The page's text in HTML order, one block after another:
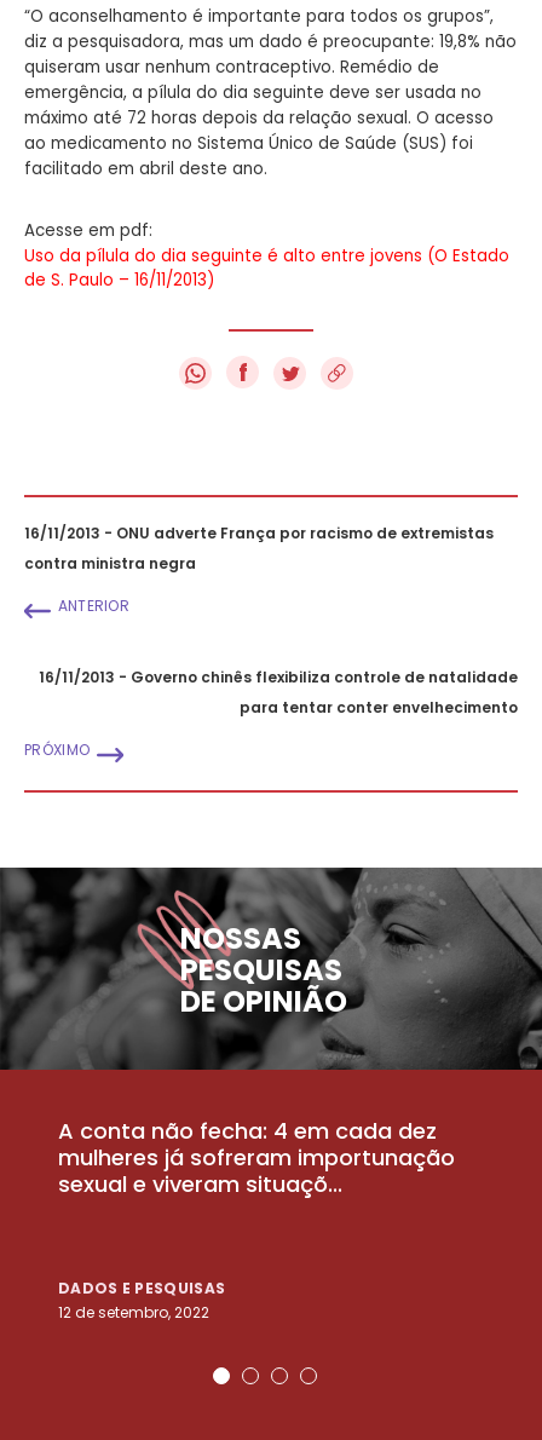
“O aconselhamento é importante para todos os grupos”,
diz a pesquisadora, mas um dado é preocupante: 19,8% não
quiseram usar nenhum contraceptivo. Remédio de
emergência, a pílula do dia seguinte deve ser usada no
máximo até 72 horas depois da relação sexual. O acesso
ao medicamento no Sistema Único de Saúde (SUS) foi
facilitado em abril deste ano.
Acesse em pdf:
Uso da pílula do dia seguinte é alto entre jovens (O Estado
de S. Paulo – 16/11/2013)
f
16/11/2013 - ONU adverte França por racismo de extremistas
contra ministra negra
ANTERIOR
16/11/2013 - Governo chinês flexibiliza controle de natalidade
para tentar conter envelhecimento
PRÓXIMO
NOSSAS
PESQUISAS
DE OPINIÃO
A conta não fecha: 4 em cada dez
mulheres já sofreram importunação
sexual e viveram situaçõ...
DADOS E PESQUISAS
12 de setembro, 2022